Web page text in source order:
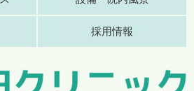
採用情報